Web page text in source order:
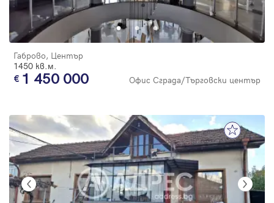
Габрово, Център
1450 кв.м.
1 450 000 Офис Сграда/Търговски център